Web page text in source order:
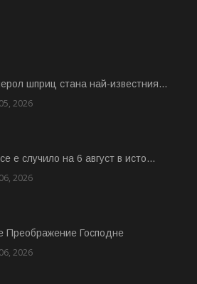
шприц стана най-известния...
2026
е случило на 6 август в исто...
2026
Преображение Господне
2026